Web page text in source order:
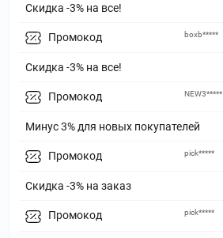
Скидка -3% на все!
Промокод
Скидка -3% на все!
boxb*****
Промокод
Минус 3% для новых покупателей
NEW3*****
Промокод
Скидка -3% на заказ
pick*****
Промокод pick*****